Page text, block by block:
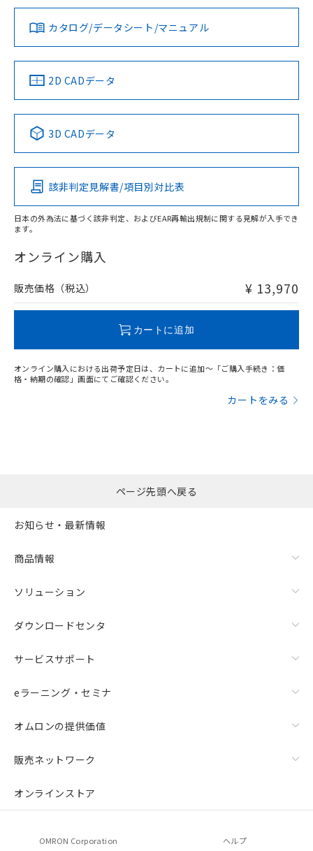
タイムチャート
上、n: 30mm以上
検出領域
ダウンロードデータをご利用いただく前に、以下を必ずお読
みください。
ソフトウェアの使用条件
対応済み
中国 RoHS 注意事項・凡例
Pb Hg Cd Cr(VI)
O
在庫等で未対応品が混在する可能性があります。
問い合わせください。
LR型式承認
（イギリス
船舶規格）
DNV型式承認
（ノルウェー
BV型式承認
（フランス
KR型式
（韓国
No No No No
この製品の規格認証/適合状況ページへ
その他の認証はこちらのページからご検索ください
カタログ/データシート/マニュアル
2D CADデータ
3D CADデータ
該非判定見解書/項目別対比表
日本の外為法に基づく該非判定、およびEAR再輸出規制に関する見解が入手でき
ます。
オンライン購入
販売価格（税込） ¥ 13,970
カートに追加
オンライン購入における出荷予定日は、カートに追加～「ご購入手続き：価
格・納期の確認」画面にてご確認ください。
カートをみる
ページ先頭へ戻る
お知らせ・最新情報
商品情報
ソリューション
ダウンロードセンタ
サービスサポート
eラーニング・セミナ
オムロンの提供価値
販売ネットワーク
オンラインストア
OMRON Corporation ヘルプ